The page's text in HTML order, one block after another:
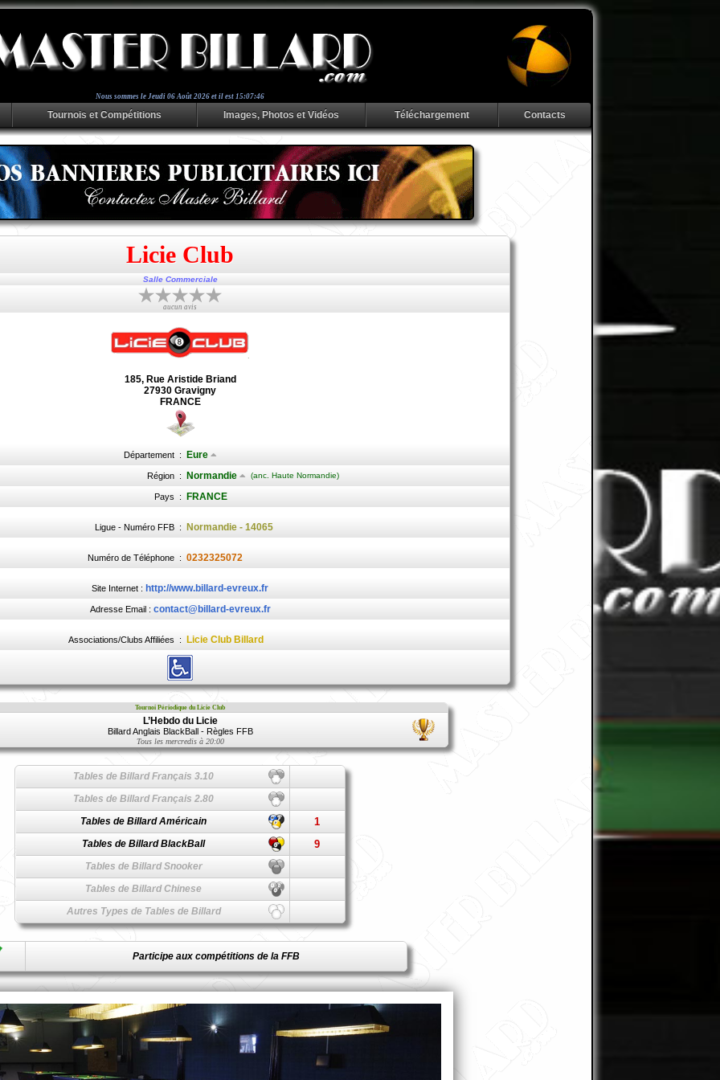
Nous sommes le Jeudi 06 Août 2026 et il est 15:07:46
Tournois et Compétitions Images, Photos et Vidéos Téléchargement Contacts
Licie Club
Salle Commerciale
aucun avis
185, Rue Aristide Briand
27930 Gravigny
FRANCE
Département : Eure
Région : Normandie (anc. Haute Normandie)
Pays : FRANCE
Ligue - Numéro FFB : Normandie - 14065
Numéro de Téléphone : 0232325072
Site Internet : http://www.billard-evreux.fr
Adresse Email : contact@billard-evreux.fr
Associations/Clubs Affiliées : Licie Club Billard
Tournoi Périodique du Licie Club
L’Hebdo du Licie
Billard Anglais BlackBall - Règles FFB
Tous les mercredis à 20:00
Tables de Billard Français 3.10
Tables de Billard Français 2.80
Tables de Billard Américain
1
Tables de Billard BlackBall 9
Tables de Billard Snooker
Tables de Billard Chinese
Autres Types de Tables de Billard
Participe aux compétitions de la FFB